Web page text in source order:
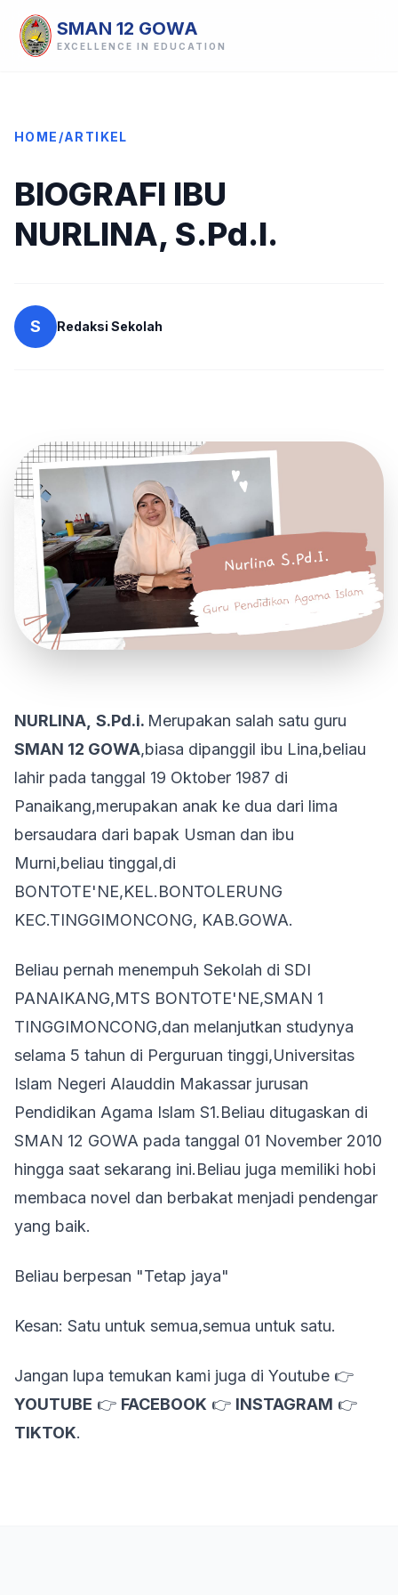
SMAN 12 GOWA
EXCELLENCE IN EDUCATION
HOME /ARTIKEL
BIOGRAFI IBU
NURLINA, S.Pd.I.
S Redaksi Sekolah
NURLINA, S.Pd.i. Merupakan salah satu guru
SMAN 12 GOWA,biasa dipanggil ibu Lina,beliau
lahir pada tanggal 19 Oktober 1987 di
Panaikang,merupakan anak ke dua dari lima
bersaudara dari bapak Usman dan ibu
Murni,beliau tinggal,di
BONTOTE'NE,KEL.BONTOLERUNG
KEC.TINGGIMONCONG, KAB.GOWA.
Beliau pernah menempuh Sekolah di SDI
PANAIKANG,MTS BONTOTE'NE,SMAN 1
TINGGIMONCONG,dan melanjutkan studynya
selama 5 tahun di Perguruan tinggi,Universitas
Islam Negeri Alauddin Makassar jurusan
Pendidikan Agama Islam S1.Beliau ditugaskan di
SMAN 12 GOWA pada tanggal 01 November 2010
hingga saat sekarang ini.Beliau juga memiliki hobi
membaca novel dan berbakat menjadi pendengar
yang baik.
Beliau berpesan "Tetap jaya"
Kesan: Satu untuk semua,semua untuk satu.
Jangan lupa temukan kami juga di Youtube 👉
YOUTUBE 👉 FACEBOOK 👉 INSTAGRAM 👉
TIKTOK.